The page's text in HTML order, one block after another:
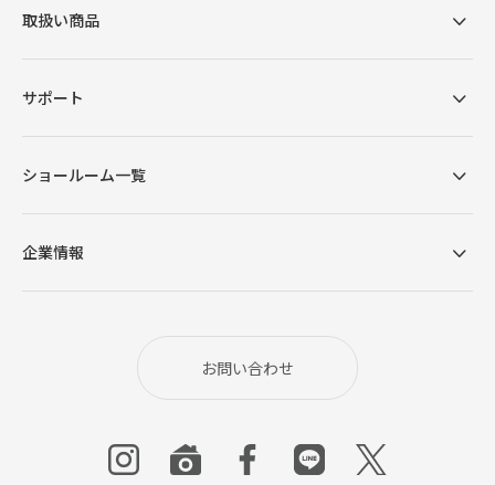
上質な風合いを醸す
きめ細やかに織り込まれた繊細な素材が存在感を引
き立てる、気品のあるテクスチャー。座り心地を高
めるしっかりとした厚みと、肌なじみのよい柔らか
い厳選されたカラーリングが高級感のある仕上がり
取扱い商品
サポート
ショールーム一覧
企業情報
お問い合わせ